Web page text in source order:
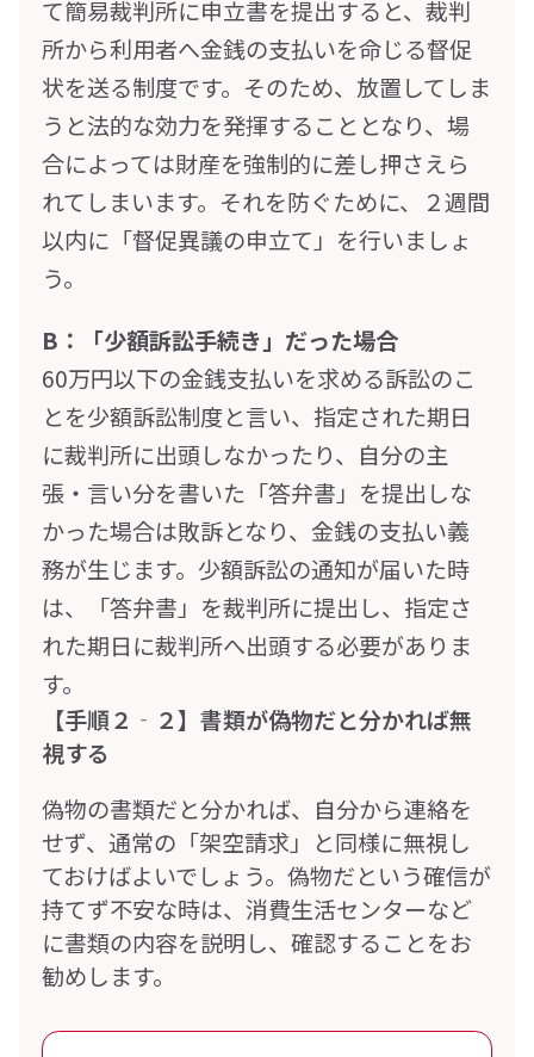
て簡易裁判所に申立書を提出すると、裁判
所から利用者へ金銭の支払いを命じる督促
状を送る制度です。そのため、放置してしま
うと法的な効力を発揮することとなり、場
合によっては財産を強制的に差し押さえら
れてしまいます。それを防ぐために、２週間
以内に「督促異議の申立て」を行いましょ
う。
B：「少額訴訟手続き」だった場合
60万円以下の金銭支払いを求める訴訟のこ
とを少額訴訟制度と言い、指定された期日
に裁判所に出頭しなかったり、自分の主
張・言い分を書いた「答弁書」を提出しな
かった場合は敗訴となり、金銭の支払い義
務が生じます。少額訴訟の通知が届いた時
は、「答弁書」を裁判所に提出し、指定さ
れた期日に裁判所へ出頭する必要がありま
す。
【手順２‐２】書類が偽物だと分かれば無
視する
偽物の書類だと分かれば、自分から連絡を
せず、通常の「架空請求」と同様に無視し
ておけばよいでしょう。偽物だという確信が
持てず不安な時は、消費生活センターなど
に書類の内容を説明し、確認することをお
勧めします。